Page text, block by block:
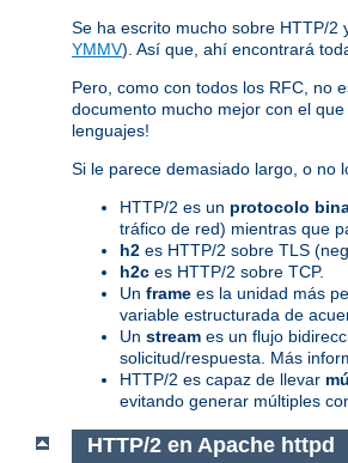
Se ha escrito mucho sobre HTTP/
YMMV). Así que, ahí encontrará
Pero, como con todos los RFC, no
documento mucho mejor con el
lenguajes!
Si le parece demasiado largo, o no
HTTP/2 es un protocolo
tráfico de red) mientras que
h2 es HTTP/2 sobre TLS
h2c es HTTP/2 sobre TCP.
Un frame es la unidad más
variable estructurada de
Un stream es un flujo
solicitud/respuesta. Más
HTTP/2 es capaz de llevar
evitando generar múltiples
HTTP/2 en Apache httpd